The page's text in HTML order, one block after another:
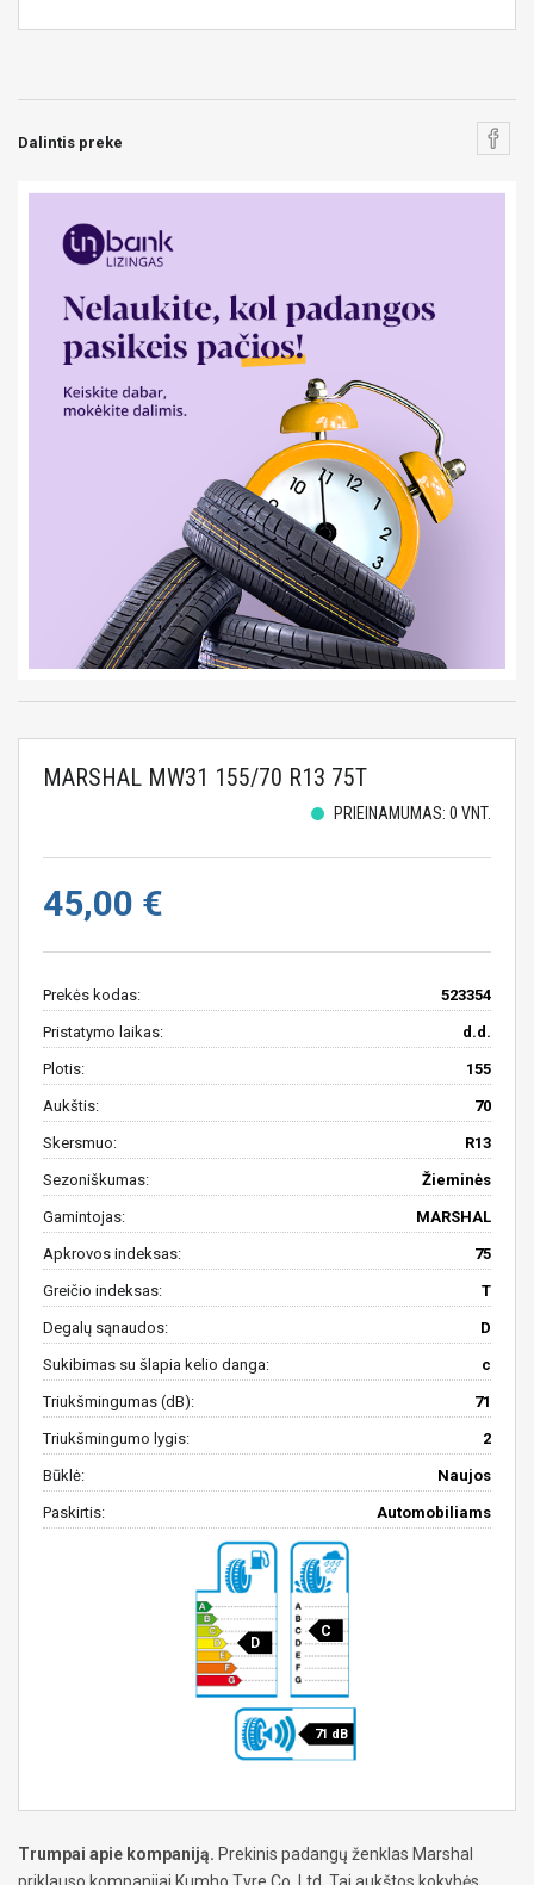
Dalintis preke
MARSHAL MW31 155/70 R13 75T
PRIEINAMUMAS: 0 VNT.
45,00 €
Prekės kodas: 523354
Pristatymo laikas: d.d.
Plotis: 155
Aukštis: 70
Skersmuo: R13
Sezoniškumas: Žieminės
Gamintojas: MARSHAL
Apkrovos indeksas: 75
Greičio indeksas: T
Degalų sąnaudos: D
Sukibimas su šlapia kelio danga: c
Triukšmingumas (dB): 71
Triukšmingumo lygis: 2
Būklė: Naujos
Paskirtis: Automobiliams
D
C
71 dB
Trumpai apie kompaniją. Prekinis padangų ženklas Marshal
priklauso kompanijai Kumho Tyre Co. Ltd. Tai aukštos kokybės